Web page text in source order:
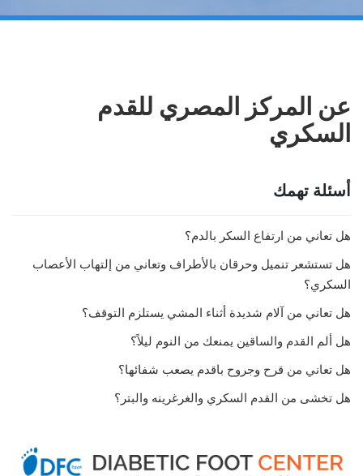
عن المركز المصري للقدم
السكري
أسئلة تهمك
هل تعاني من ارتفاع السكر بالدم؟
هل تستشعر تنميل وحرقان بالأطراف وتعاني من إلتهاب الأعصاب
السكري؟
هل تعاني من آلام شديدة أثناء المشي يستلزم التوقف؟
هل ألم القدم والساقين يمنعك من النوم ليلاً؟
هل تعاني من قرح وجروح باقدم يصعب شفائها؟
هل تخشى من القدم السكري والغرغرينه والبتر؟